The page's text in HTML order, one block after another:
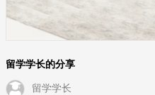
留学学长的分享
留学学长